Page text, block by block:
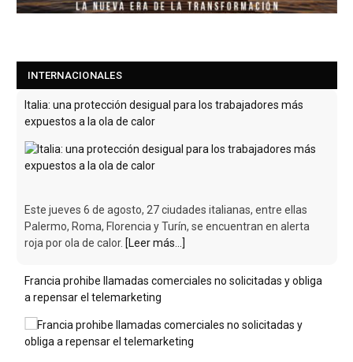
INTERNACIONALES
Italia: una protección desigual para los trabajadores más
expuestos a la ola de calor
Este jueves 6 de agosto, 27 ciudades italianas, entre ellas
Palermo, Roma, Florencia y Turín, se encuentran en alerta
roja por ola de calor. [Leer más...]
Francia prohibe llamadas comerciales no solicitadas y obliga
a repensar el telemarketing